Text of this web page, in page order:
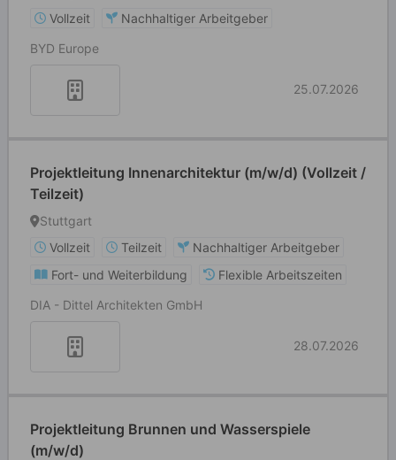
Vollzeit
Nachhaltiger Arbeitgeber
BYD Europe
25.07.2026
Projektleitung Innenarchitektur (m/w/d) (Vollzeit /
Teilzeit)
Stuttgart
Vollzeit
Teilzeit
Nachhaltiger Arbeitgeber
Fort- und Weiterbildung
Flexible Arbeitszeiten
DIA - Dittel Architekten GmbH
28.07.2026
Projektleitung Brunnen und Wasserspiele
(m/w/d)